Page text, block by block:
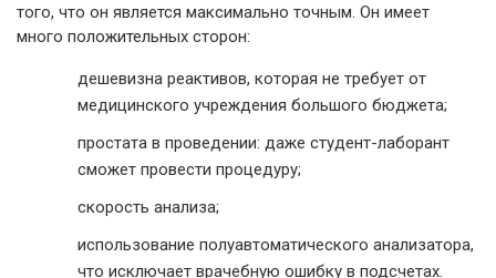
того, что он является максимально точным. Он имеет
много положительных сторон:
дешевизна реактивов, которая не требует от
медицинского учреждения большого бюджета;
простата в проведении: даже студент-лаборант
сможет провести процедуру;
скорость анализа;
использование полуавтоматического анализатора,
что исключает врачебную ошибку в подсчетах.